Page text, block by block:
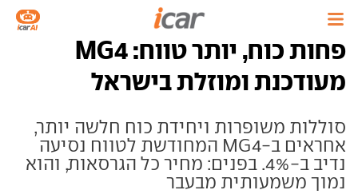
פחות כוח, יותר טווח: MG4
מעודכנת ומוזלת בישראל
סוללות משופרות ויחידת כוח חלשה יותר,
אחראים ב-MG4 המחודשת לטווח נסיעה
נדיב ב-4%. בפנים: מחיר כל הגרסאות, והוא
נמוך משמעותית מבעבר